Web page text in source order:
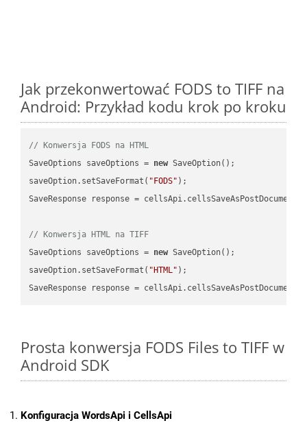
Jak przekonwertować FODS to TIFF na
Android: Przykład kodu krok po kroku
// Konwersja FODS na HTML
SaveOptions saveOptions = new SaveOption();
saveOption.setSaveFormat( "FODS" );
SaveResponse response =
// Konwersja HTML na TIFF
SaveOptions saveOptions = new SaveOption();
saveOption.setSaveFormat( "HTML" );
SaveResponse response =
Prosta konwersja FODS Files to TIFF w
Android SDK
Konfiguracja WordsApi i CellsApi